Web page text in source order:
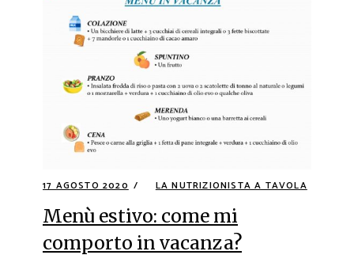
17 AGOSTO 2020 LA NUTRIZIONISTA A TAVOLA
Menù estivo: come mi
comporto in vacanza?